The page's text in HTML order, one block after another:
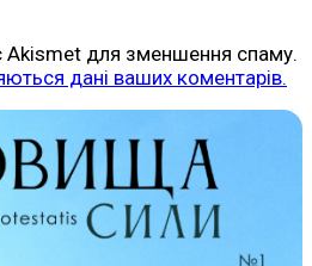
Akismet для зменшення спаму.
дані ваших коментарів.